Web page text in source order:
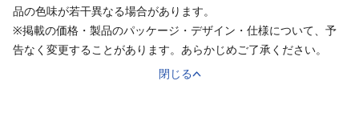
品の色味が若干異なる場合があります。
※掲載の価格・製品のパッケージ・デザイン・仕様について、予
告なく変更することがあります。あらかじめご了承ください。
閉じる